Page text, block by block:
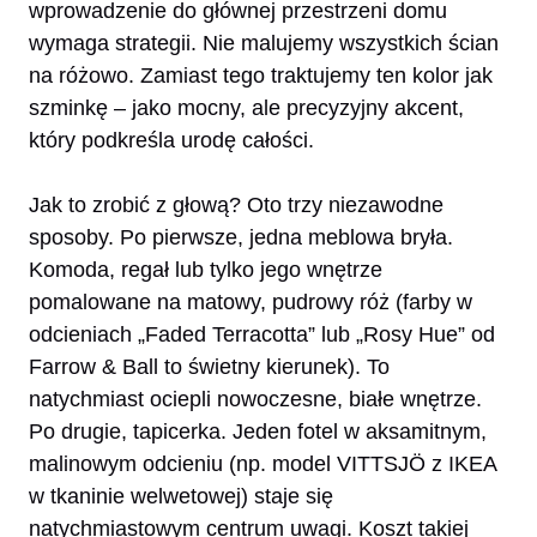
wprowadzenie do głównej przestrzeni domu
wymaga strategii. Nie malujemy wszystkich ścian
na różowo. Zamiast tego traktujemy ten kolor jak
szminkę – jako mocny, ale precyzyjny akcent,
który podkreśla urodę całości.
Jak to zrobić z głową? Oto trzy niezawodne
sposoby. Po pierwsze, jedna meblowa bryła.
Komoda, regał lub tylko jego wnętrze
pomalowane na matowy, pudrowy róż (farby w
odcieniach „Faded Terracotta” lub „Rosy Hue” od
Farrow & Ball to świetny kierunek). To
natychmiast ociepli nowoczesne, białe wnętrze.
Po drugie, tapicerka. Jeden fotel w aksamitnym,
malinowym odcieniu (np. model VITTSJÖ z IKEA
w tkaninie welwetowej) staje się
natychmiastowym centrum uwagi. Koszt takiej